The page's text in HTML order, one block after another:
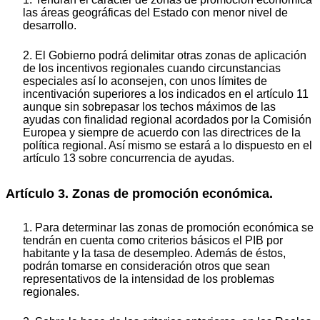
las áreas geográficas del Estado con menor nivel de
desarrollo.
2. El Gobierno podrá delimitar otras zonas de aplicación
de los incentivos regionales cuando circunstancias
especiales así lo aconsejen, con unos límites de
incentivación superiores a los indicados en el artículo 11
aunque sin sobrepasar los techos máximos de las
ayudas con finalidad regional acordados por la Comisión
Europea y siempre de acuerdo con las directrices de la
política regional. Así mismo se estará a lo dispuesto en el
artículo 13 sobre concurrencia de ayudas.
Artículo 3. Zonas de promoción económica.
1. Para determinar las zonas de promoción económica se
tendrán en cuenta como criterios básicos el PIB por
habitante y la tasa de desempleo. Además de éstos,
podrán tomarse en consideración otros que sean
representativos de la intensidad de los problemas
regionales.